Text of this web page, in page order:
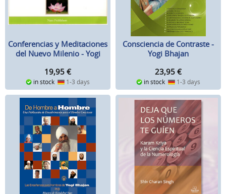
Conferencias y Meditaciones
del Nuevo Milenio - Yogi
19,95 €
in stock 1-3 days
Consciencia de Contraste -
Yogi Bhajan
23,95 €
in stock 1-3 days